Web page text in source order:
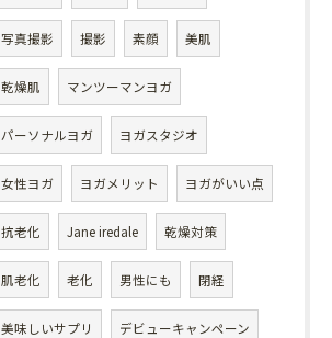
写真撮影 撮影 素顔 美肌
乾燥肌 マンツーマンヨガ
パーソナルヨガ ヨガスタジオ
女性ヨガ ヨガメリット ヨガがいい点
抗老化 Jane iredale 乾燥対策
肌老化 老化 男性にも 閉経
美味しいサプリ デビューキャンペーン